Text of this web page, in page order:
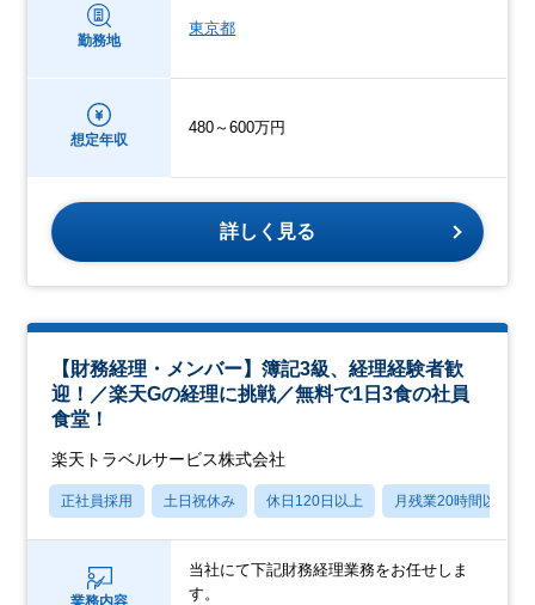
勤務地
東京都
想定年収
480～600万円
詳しく見る
【財務経理・メンバー】簿記3級、経理経験者歓
迎！／楽天Gの経理に挑戦／無料で1日3食の社員
食堂！
楽天トラベルサービス株式会社
正社員採用 土日祝休み 休日120日以上 月残業20時間以内
業務内容
当社にて下記財務経理業務をお任せしま
す。